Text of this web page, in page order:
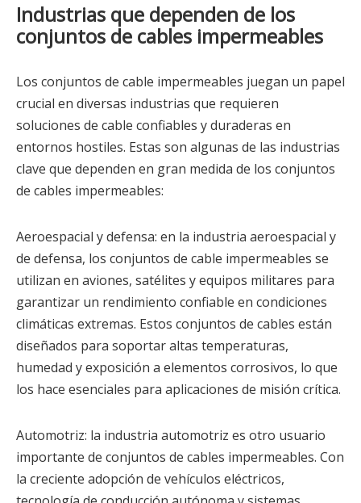
Industrias que dependen de los
conjuntos de cables impermeables
Los conjuntos de cable impermeables juegan un papel
crucial en diversas industrias que requieren
soluciones de cable confiables y duraderas en
entornos hostiles. Estas son algunas de las industrias
clave que dependen en gran medida de los conjuntos
de cables impermeables:
Aeroespacial y defensa: en la industria aeroespacial y
de defensa, los conjuntos de cable impermeables se
utilizan en aviones, satélites y equipos militares para
garantizar un rendimiento confiable en condiciones
climáticas extremas. Estos conjuntos de cables están
diseñados para soportar altas temperaturas,
humedad y exposición a elementos corrosivos, lo que
los hace esenciales para aplicaciones de misión crítica.
Automotriz: la industria automotriz es otro usuario
importante de conjuntos de cables impermeables. Con
la creciente adopción de vehículos eléctricos,